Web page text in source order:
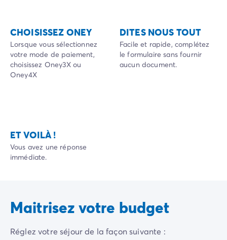
Camping Vendres-Plage
Camping Vias-Plage
Camping Pyrénées-Orientales
Camping Argelès-sur-Mer
Camping Canet-en-Roussillon
Camping Corrèze
Camping Midi-Pyrénées
Camping Aveyron
Camping Lot-et-Garonne
Camping Tarn
Camping Normandie
CHOISISSEZ ONEY
Lorsque vous sélectionnez
votre mode de paiement,
choisissez Oney3X ou
Oney4X
DITES NOUS TOUT
Facile et rapide, complétez
le formulaire sans fournir
aucun document.
ET VOILÀ !
Vous avez une réponse
immédiate.
Maitrisez votre budget
Réglez votre séjour de la façon suivante :